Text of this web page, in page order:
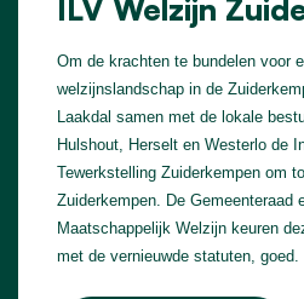
ILV Welzijn
Om de krachten te bundelen voor
welzijnslandschap in de
Laakdal samen met de lokale
Hulshout, Herselt en Westerlo de
Tewerkstelling Zuiderkempen om
Zuiderkempen. De Gemeenteraad
Maatschappelijk Welzijn keuren
met de vernieuwde statuten, goed.